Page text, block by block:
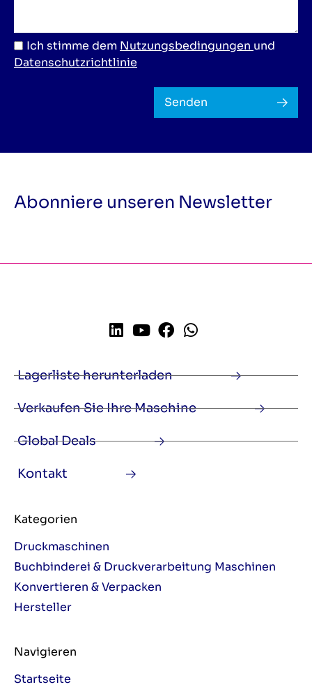
Ich stimme dem Nutzungsbedingungen und
Datenschutzrichtlinie
Senden
Abonniere unseren Newsletter
Lagerliste herunterladen
Verkaufen Sie Ihre Maschine
Global Deals
Kontakt
Kategorien
Druckmaschinen
Buchbinderei & Druckverarbeitung Maschinen
Konvertieren & Verpacken
Hersteller
Navigieren
Startseite